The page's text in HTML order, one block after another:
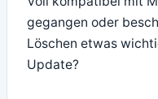
gegangen oder
Löschen etwas
Update?